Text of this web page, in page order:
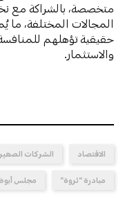
متخصصة، بالشراكة مع
المجالات المختلفة،
حقيقية تؤهلهم
والاستثمار.
الاقتصاد الشركات
مبادرة "ثروة" مجلس